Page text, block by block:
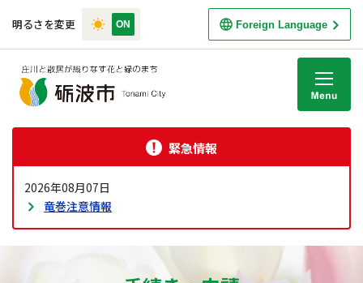
明るさを変更 Foreign Language
緊急情報
2026年08月07日
竜巻注意情報